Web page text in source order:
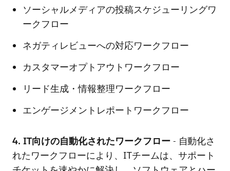
ソーシャルメディアの投稿スケジューリングワ
ークフロー
ネガティレビューへの対応ワークフロー
カスタマーオプトアウトワークフロー
リード生成・情報整理ワークフロー
エンゲージメントレポートワークフロー
4. IT向けの自動化されたワークフロー- 自動化さ
れたワークフローにより、ITチームは、サポート